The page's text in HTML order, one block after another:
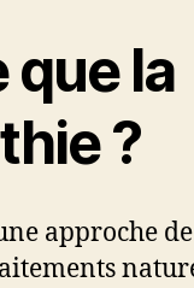
que la
?
approche